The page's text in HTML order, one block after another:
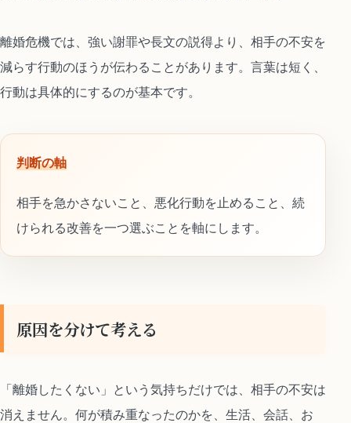
離婚危機では、強い謝罪や長文の説得より、相手の不安を
減らす行動のほうが伝わることがあります。言葉は短く、
行動は具体的にするのが基本です。
判断の軸
相手を急かさないこと、悪化行動を止めること、続
けられる改善を一つ選ぶことを軸にします。
原因を分けて考える
「離婚したくない」という気持ちだけでは、相手の不安は
消えません。何が積み重なったのかを、生活、会話、お